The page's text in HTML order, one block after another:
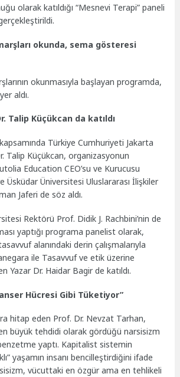
olarak katıldığı “Mesnevi Terapi” paneli
okunda, sema gösteresi
okunmasıyla başlayan programda,
aldı.
Talip Küçükcan da katıldı
kapsamında Türkiye Cumhuriyeti Jakarta
Talip Küçükcan, organizasyonun
Education CEO’su ve Kurucusu
Üsküdar Üniversitesi Uluslararası İlişkiler
Jaferi de söz aldı.
Rektörü Prof. Didik J. Rachbini’nin de
yaptığı programa panelist olarak,
alanındaki derin çalışmalarıyla
ile Tasavvuf ve etik üzerine
Yazar Dr. Haidar Bagir de katıldı.
Hücresi Gibi Tüketiyor”
hitap eden Prof. Dr. Nevzat Tarhan,
büyük tehdidi olarak gördüğü narsisizm
yaptı. Kapitalist sistemin
yaşamın insanı bencilleştirdiğini ifade
vücuttaki en özgür ama en tehlikeli